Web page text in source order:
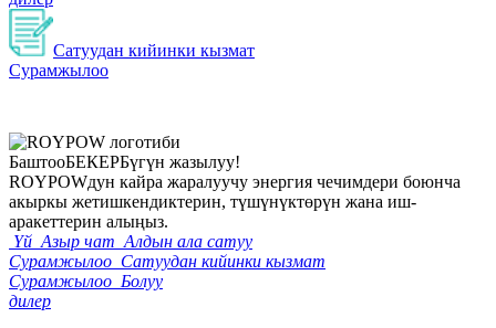
Сатуудан кийинки кызмат
Сурамжылоо
БаштооБЕКЕРБүгүн жазылуу!
ROYPOWдун кайра жаралуучу энергия чечимдери боюнча
акыркы жетишкендиктерин, түшүнүктөрүн жана иш-
аракеттерин алыңыз.
Үй Азыр чат Алдын ала сатуу
Сурамжылоо Сатуудан кийинки кызмат
Сурамжылоо Болуу
дилер